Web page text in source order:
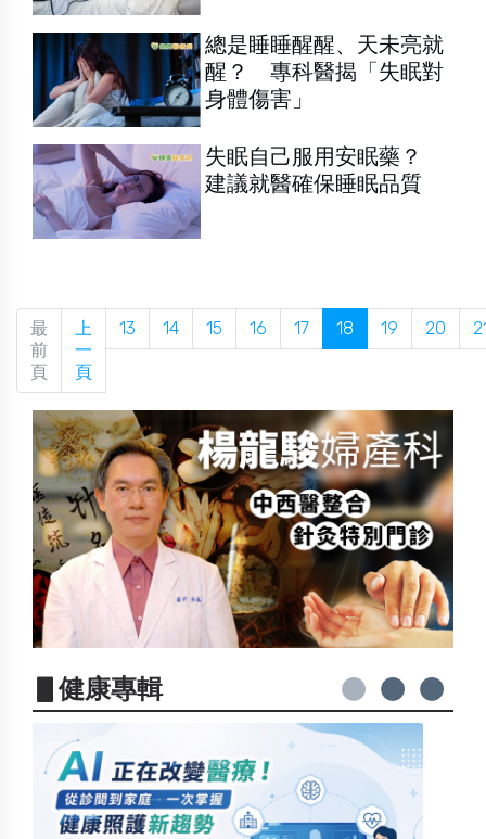
總是睡睡醒醒、天未亮就
醒？ 專科醫揭「失眠對
身體傷害」
失眠自己服用安眠藥？
建議就醫確保睡眠品質
最
前
頁
上
一
頁
13 14 15 16 17 18 19 20
▋健康專輯